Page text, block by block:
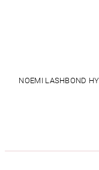
NOEMI LASHBOND